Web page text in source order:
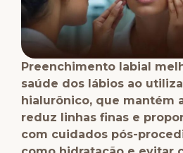
Preenchimento labial
saúde dos lábios ao
hialurônico, que mantém
reduz linhas finas e
com cuidados pós-